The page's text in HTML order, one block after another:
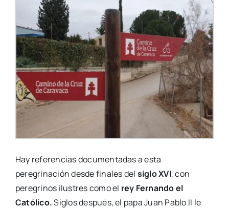
Hay referencias documentadas a esta
peregrinación desde finales del siglo XVI, con
peregrinos ilustres como el rey Fernando el
Católico.Siglos después, el papa Juan Pablo II le